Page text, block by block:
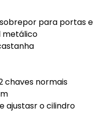
para portas e
metálico
chaves normais
ajustasr o cilindro